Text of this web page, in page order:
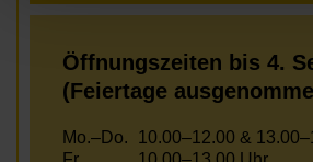
Öffnungszeiten bis 4.
(Feiertage
Mo.–Do.
10.00–12.00 &